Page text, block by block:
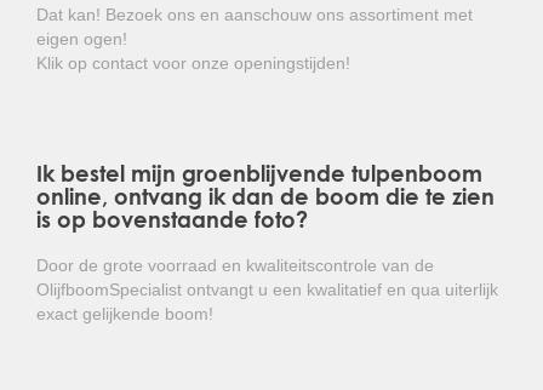
De groenblijvende tulpenboom is winterhard tot circa
-19 graden celcius en is hierdoor goed aan te planten in
zeer mooie bloei die overal gemakkelijk toepasbaar
is!
Dat kan! Bezoek ons en aanschouw ons assortiment met
eigen ogen!
Klik op contact voor onze openingstijden!
Ik bestel mijn groenblijvende tulpenboom
online, ontvang ik dan de boom die te zien
is op bovenstaande foto?
Door de grote voorraad en kwaliteitscontrole van de
OlijfboomSpecialist ontvangt u een kwalitatief en qua uiterlijk
exact gelijkende boom!